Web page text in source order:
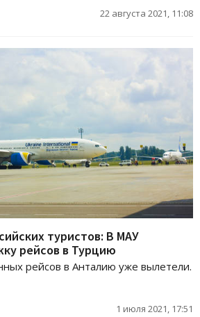
22 августа 2021, 11:08
туристов: В МАУ
рейсов в Турцию
рейсов в Анталию уже вылетели.
1 июля 2021, 17:51